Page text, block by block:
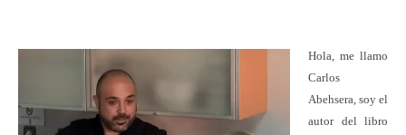
Hola, me llamo
Carlos
Abehsera, soy el
autor del libro